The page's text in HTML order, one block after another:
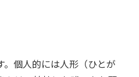
個人的には人形（ひとが